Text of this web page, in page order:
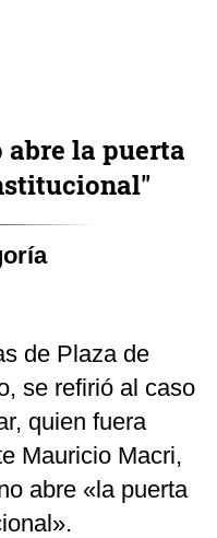
abre la puerta
de Plaza de
se refirió al caso
quien fuera
Mauricio Macri,
abre «la puerta